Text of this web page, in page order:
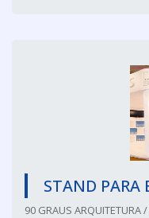
STAND PARA
90 GRAUS ARQUITETURA